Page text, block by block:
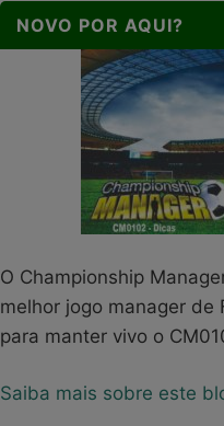
NOVO POR AQUI?
O Championship
melhor jogo manager de
para manter vivo o
Saiba mais sobre este